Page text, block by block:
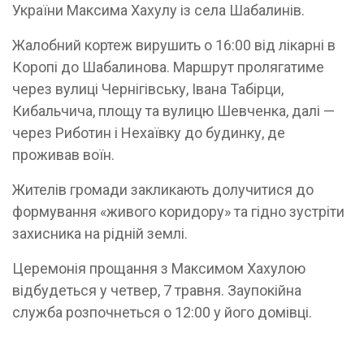
України Максима Хахулу із села Шабалинів.
Жалобний кортеж вирушить о 16:00 від лікарні в
Коропі до Шабалинова. Маршрут пролягатиме
через вулиці Чернігівську, Івана Табірци,
Кибальчича, площу та вулицю Шевченка, далі —
через Риботин і Нехаївку до будинку, де
проживав воїн.
Жителів громади закликають долучитися до
формування «живого коридору» та гідно зустріти
захисника на рідній землі.
Церемонія прощання з Максимом Хахулою
відбудеться у четвер, 7 травня. Заупокійна
служба розпочнеться о 12:00 у його домівці.